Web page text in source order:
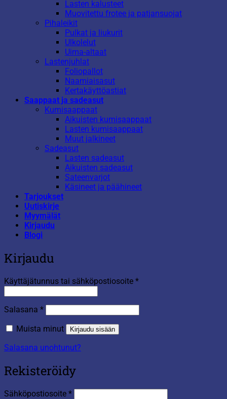
Lasten kalusteet
Muovitettu frotee ja patjansuojat
Pihaleikit
Pulkat ja liukurit
Ulkolelut
Uima-altaat
Lastenjuhlat
Foliopallot
Naamiaisasut
Kertakäyttöastiat
Saappaat ja sadeasut
Kumisaappaat
Aikuisten kumisaappaat
Lasten kumisaappaat
Muut jalkineet
Sadeasut
Lasten sadeasut
Aikuisten sadeasut
Sateenvarjot
Käsineet ja päähineet
Tarjoukset
Uutiskirje
Myymälät
Kirjaudu
Blogi
Kirjaudu
Käyttäjätunnus tai sähköpostiosoite *Vaaditaan
Salasana *Vaaditaan
Muista minut Kirjaudu sisään
Salasana unohtunut?
Rekisteröidy
Sähköpostiosoite *Vaaditaan